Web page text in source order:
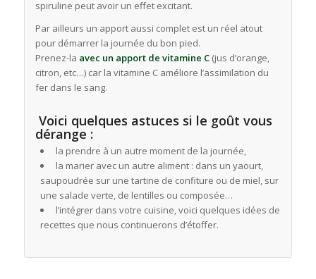
spiruline peut avoir un effet excitant.
Par ailleurs un apport aussi complet est un réel atout
pour démarrer la journée du bon pied.
Prenez-la avec un apport de vitamine C(jus d’orange,
citron, etc…) car la vitamine C améliore l’assimilation du
fer dans le sang.
Voici quelques astuces si le goût vous
dérange :
la prendre à un autre moment de la journée,
la marier avec un autre aliment : dans un yaourt,
saupoudrée sur une tartine de confiture ou de miel, sur
une salade verte, de lentilles ou composée…
l’intégrer dans votre cuisine, voici quelques idées de
recettes que nous continuerons d’étoffer.